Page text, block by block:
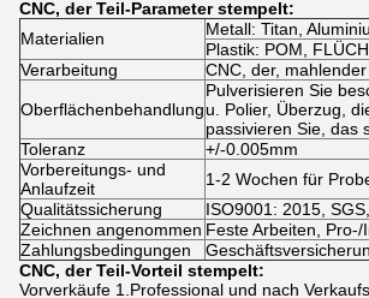
CNC, der Teil-Parameter stempelt:
Materialien
Metall: Titan,
Plastik: POM,
Verarbeitung
CNC, der,
Oberflächenbehandlung
Pulverisieren Sie
u. Polier, Überzug,
passivieren Sie, das
Toleranz
+/-0.005mm
Vorbereitungs- und
Anlaufzeit
1-2 Wochen für
Qualitätssicherung
ISO9001: 2015,
Zeichnen angenommen Feste Arbeiten, Pro-/
Zahlungsbedingungen
CNC, der Teil-Vorteil stempelt:
Vorverkäufe 1.Professional und nach